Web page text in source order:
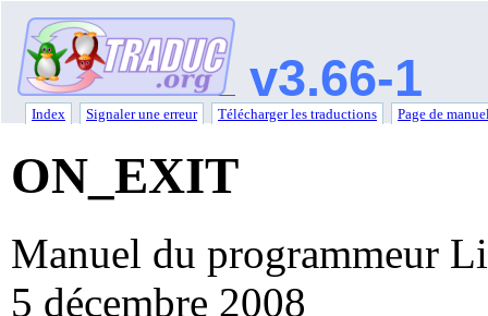
v3.66-1
Index Signaler une erreur Télécharger les traductions Page de
ON_EXIT
Manuel du programmeur
5 décembre 2008